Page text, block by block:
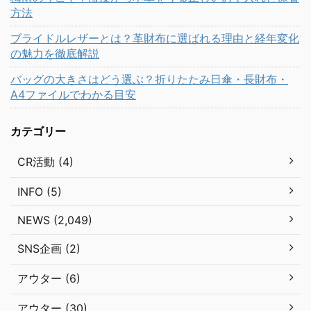
方法
ブライドルレザーとは？革財布に選ばれる理由と経年変化
の魅力を徹底解説
バッグの大きさはどう選ぶ？折りたたみ日傘・長財布・
A4ファイルでわかる目安
カテゴリー
CR活動 (4)
INFO (5)
NEWS (2,049)
SNS企画 (2)
アウター (6)
アウター (30)